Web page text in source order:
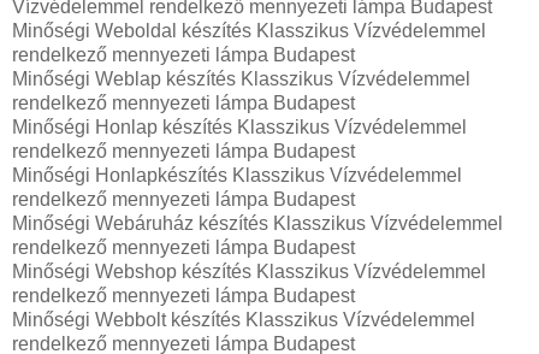
Vízvédelemmel rendelkező mennyezeti lámpa Budapest
Minőségi Weboldal készítés Klasszikus Vízvédelemmel
rendelkező mennyezeti lámpa Budapest
Minőségi Weblap készítés Klasszikus Vízvédelemmel
rendelkező mennyezeti lámpa Budapest
Minőségi Honlap készítés Klasszikus Vízvédelemmel
rendelkező mennyezeti lámpa Budapest
Minőségi Honlapkészítés Klasszikus Vízvédelemmel
rendelkező mennyezeti lámpa Budapest
Minőségi Webáruház készítés Klasszikus Vízvédelemmel
rendelkező mennyezeti lámpa Budapest
Minőségi Webshop készítés Klasszikus Vízvédelemmel
rendelkező mennyezeti lámpa Budapest
Minőségi Webbolt készítés Klasszikus Vízvédelemmel
rendelkező mennyezeti lámpa Budapest